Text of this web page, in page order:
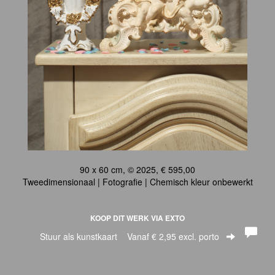
90 x 60 cm, © 2025, € 595,00
Tweedimensionaal | Fotografie | Chemisch kleur onbewerkt
KOOP DIT WERK VIA EXTO
Stuur als kunstkaart Vanaf € 2,95 excl. porto